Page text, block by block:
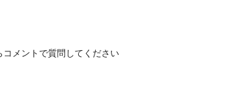
使用してください。
に医師または薬剤師にご相
コメントで質問してください